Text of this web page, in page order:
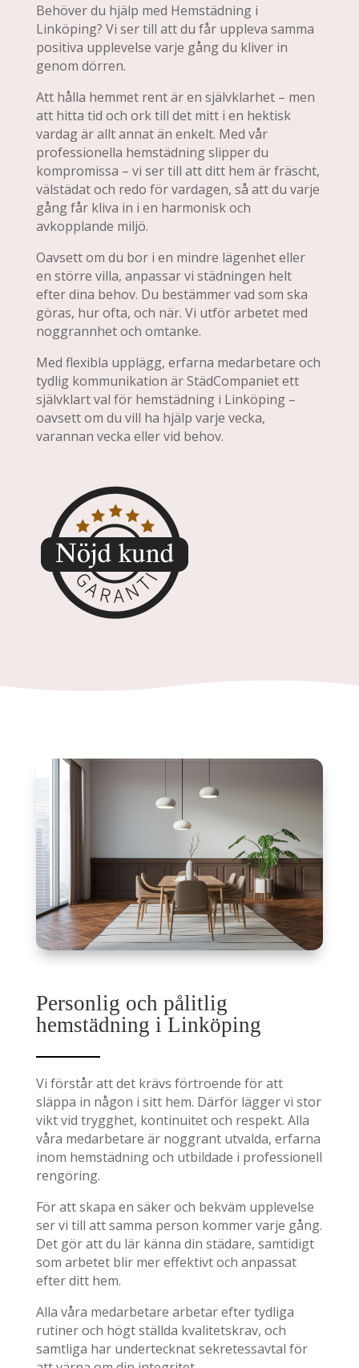
Behöver du hjälp med Hemstädning i
Linköping? Vi ser till att du får uppleva samma
positiva upplevelse varje gång du kliver in
genom dörren.
Att hålla hemmet rent är en självklarhet – men
att hitta tid och ork till det mitt i en hektisk
vardag är allt annat än enkelt. Med vår
professionella hemstädning slipper du
kompromissa – vi ser till att ditt hem är fräscht,
välstädat och redo för vardagen, så att du varje
gång får kliva in i en harmonisk och
avkopplande miljö.
Oavsett om du bor i en mindre lägenhet eller
en större villa, anpassar vi städningen helt
efter dina behov. Du bestämmer vad som ska
göras, hur ofta, och när. Vi utför arbetet med
noggrannhet och omtanke.
Med flexibla upplägg, erfarna medarbetare och
tydlig kommunikation är StädCompaniet ett
självklart val för hemstädning i Linköping –
oavsett om du vill ha hjälp varje vecka,
varannan vecka eller vid behov.
Personlig och pålitlig
hemstädning i Linköping
Vi förstår att det krävs förtroende för att
släppa in någon i sitt hem. Därför lägger vi stor
vikt vid trygghet, kontinuitet och respekt. Alla
våra medarbetare är noggrant utvalda, erfarna
inom hemstädning och utbildade i professionell
rengöring.
För att skapa en säker och bekväm upplevelse
ser vi till att samma person kommer varje gång.
Det gör att du lär känna din städare, samtidigt
som arbetet blir mer effektivt och anpassat
efter ditt hem.
Alla våra medarbetare arbetar efter tydliga
rutiner och högt ställda kvalitetskrav, och
samtliga har undertecknat sekretessavtal för